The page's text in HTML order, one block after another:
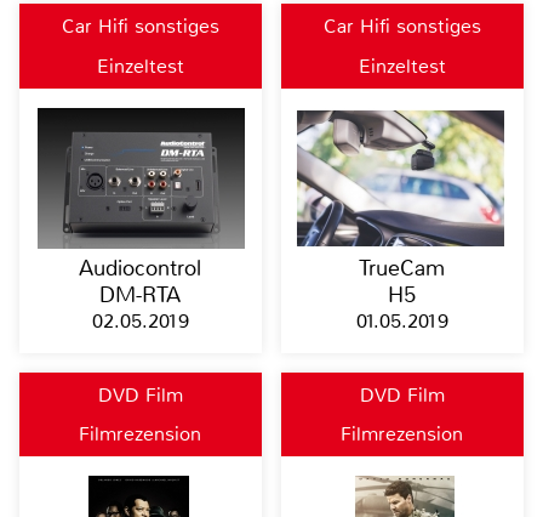
Car Hifi sonstiges
Einzeltest
Audiocontrol
DM-RTA
02.05.2019
Car Hifi sonstiges
Einzeltest
TrueCam
H5
01.05.2019
DVD Film
Filmrezension
DVD Film
Filmrezension